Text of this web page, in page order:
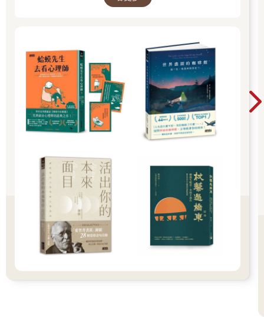
禮物。她發給我一份清單，上面寫著「愛老公的一百個理由」，
列舉了我的一個個優點，以及我們相處的美好時光。讀著這份愛
意濃濃的清單，我的眼眶溼潤了，心裡暗暗發誓一定要加倍愛老
婆。這份禮物是老婆在我們的情感帳戶裡注入的一大筆「存
羅沙達比例不僅適用於婚姻家庭方面，在所有需要建立良好關係
的人際交往中都適用。我們和周圍人溝通時，要盡可能多表達關
心、支持、鼓勵、幽默，少表達冷漠、批評、指責、謾罵。如果
使用了消極用語，就盡量用三倍的積極用語抵消掉不良影響，如
此才能保持對彼此的好感。
美國作家馬克‧吐溫說：生命如此短暫，我們沒有時間爭吵、道
歉、傷心，我們只有時間去愛。說的就是這個道理。
阿米效應：讓別人更珍惜
越難得到的東西，得到後越會珍惜。這貌似是社會常識，但是在
心理學家看來，所謂的常識也需要經過嚴格的實證，才能被確定
為科學結論。我們來瞭解一個社會心理學實驗，從中可以發現人